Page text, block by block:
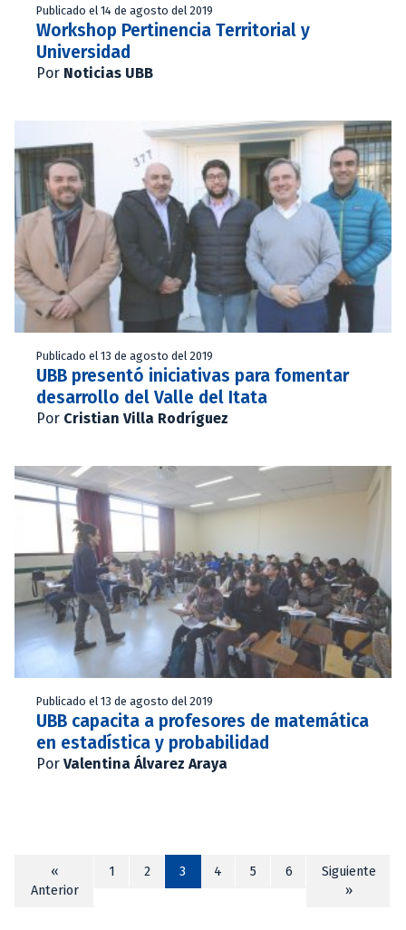
Publicado el 14 de agosto del 2019
Workshop Pertinencia Territorial y
Universidad
Por Noticias UBB
Publicado el 13 de agosto del 2019
UBB presentó iniciativas para fomentar
desarrollo del Valle del Itata
Por Cristian Villa Rodríguez
Publicado el 13 de agosto del 2019
UBB capacita a profesores de matemática
en estadística y probabilidad
Por Valentina Álvarez Araya
«
Anterior
1 2 3 4 5 6
Siguiente
»